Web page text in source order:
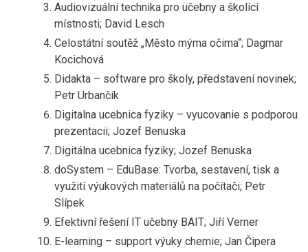
Audiovizuální technika pro učebny a školící
místnosti; David Lesch
Celostátní soutěž „Město mýma očima“; Dagmar
Kocichová
Didakta – software pro školy, představení novinek;
Petr Urbančík
Digitalna ucebnica fyziky – vyucovanie s podporou
prezentacii; Jozef Benuska
Digitálna ucebnica fyziky; Jozef Benuska
doSystem – EduBase: Tvorba, sestavení, tisk a
využití výukových materiálů na počítači; Petr
Slípek
Efektivní řešení IT učebny BAIT; Jiří Verner
E-learning – support výuky chemie; Jan Čipera